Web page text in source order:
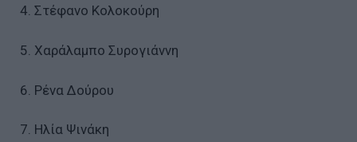
4. Στέφανο Κολοκούρη
5. Χαράλαμπο Συρογιάννη
6. Ρένα Δούρου
7. Ηλία Ψινάκη